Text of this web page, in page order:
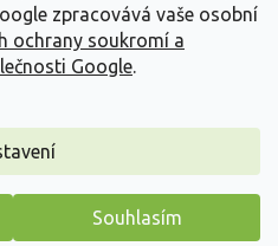
zpracovává vaše osobní
ochrany soukromí a
Google.
Souhlasím
Shoptet
Spomyšl
. Všechna práva